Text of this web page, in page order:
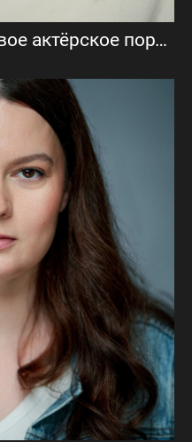
Нина Хваляева (базовое актёрское портфолио)